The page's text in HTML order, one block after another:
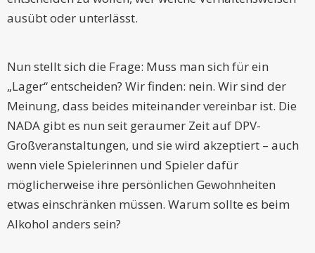
ausübt oder unterlässt.
Nun stellt sich die Frage: Muss man sich für ein
„Lager“ entscheiden? Wir finden: nein. Wir sind der
Meinung, dass beides miteinander vereinbar ist. Die
NADA gibt es nun seit geraumer Zeit auf DPV-
Großveranstaltungen, und sie wird akzeptiert – auch
wenn viele Spielerinnen und Spieler dafür
möglicherweise ihre persönlichen Gewohnheiten
etwas einschränken müssen. Warum sollte es beim
Alkohol anders sein?